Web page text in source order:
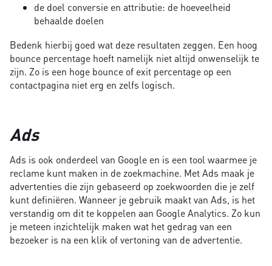
de doel conversie en attributie: de hoeveelheid
behaalde doelen
Bedenk hierbij goed wat deze resultaten zeggen. Een hoog
bounce percentage hoeft namelijk niet altijd onwenselijk te
zijn. Zo is een hoge bounce of exit percentage op een
contactpagina niet erg en zelfs logisch.
Ads
Ads is ook onderdeel van Google en is een tool waarmee je
reclame kunt maken in de zoekmachine. Met Ads maak je
advertenties die zijn gebaseerd op zoekwoorden die je zelf
kunt definiëren. Wanneer je gebruik maakt van Ads, is het
verstandig om dit te koppelen aan Google Analytics. Zo kun
je meteen inzichtelijk maken wat het gedrag van een
bezoeker is na een klik of vertoning van de advertentie.